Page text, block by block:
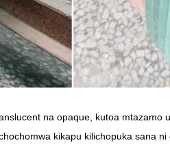
na opaque, kutoa mtazamo
kikapu kilichopuka sana